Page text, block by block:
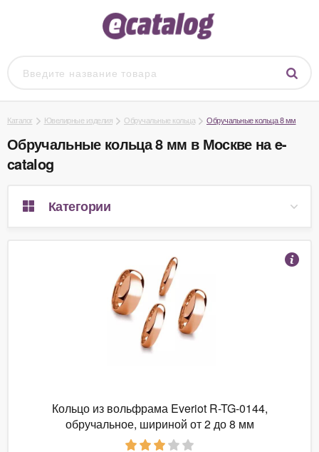
Каталог Ювелирные изделия Обручальные кольца Обручальные кольца 8 мм
Обручальные кольца 8 мм в Москве на e-
catalog
Категории
Кольцо из вольфрама Everiot R-TG-0144,
обручальное, шириной от 2 до 8 мм